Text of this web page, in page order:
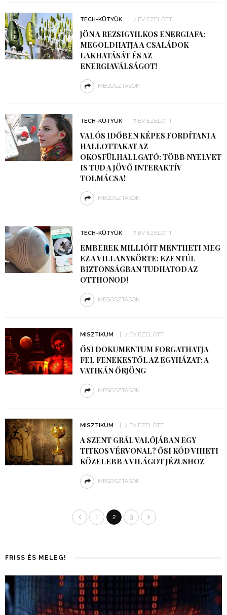
TECH-KÜTYÜK 7 ÉV EZELŐTT
JÖN A REZSIGYILKOS ENERGIAFA:
MEGOLDHATJA A CSALÁDOK
LAKHATÁSÁT ÉS AZ
ENERGIAVÁLSÁGOT!
MEGOSZTÁSOK
TECH-KÜTYÜK 7 ÉV EZELŐTT
VALÓS IDŐBEN KÉPES FORDÍTANI A
HALLOTTAKAT AZ
OKOSFÜLHALLGATÓ: TÖBB NYELVET
IS TUD A JÖVŐ INTERAKTÍV
TOLMÁCSA!
MEGOSZTÁSOK
TECH-KÜTYÜK 7 ÉV EZELŐTT
EMBEREK MILLIÓIT MENTHETI MEG
EZ A VILLANYKÖRTE: EZENTÚL
BIZTONSÁGBAN TUDHATOD AZ
OTTHONOD!
MEGOSZTÁSOK
MISZTIKUM 7 ÉV EZELŐTT
ŐSI DOKUMENTUM FORGATHATJA
FEL FENEKESTŐL AZ EGYHÁZAT: A
VATIKÁN ŐRJÖNG
MEGOSZTÁSOK
MISZTIKUM 7 ÉV EZELŐTT
A SZENT GRÁL VALÓJÁBAN EGY
TITKOS VÉRVONAL? ŐSI KÓD VIHETI
KÖZELEBB A VILÁGOT JÉZUSHOZ
MEGOSZTÁSOK
1 2 3
FRISS ÉS MELEG!